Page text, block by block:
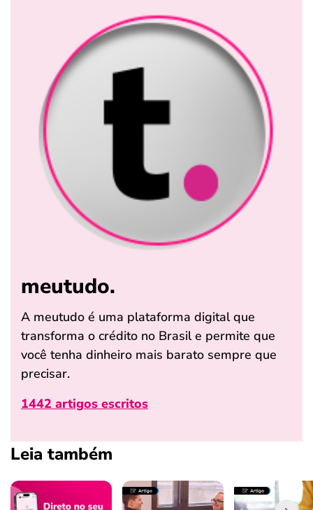
meutudo.
A meutudo é uma plataforma digital que
transforma o crédito no Brasil e permite que
você tenha dinheiro mais barato sempre que
precisar.
1442 artigos escritos
Leia também